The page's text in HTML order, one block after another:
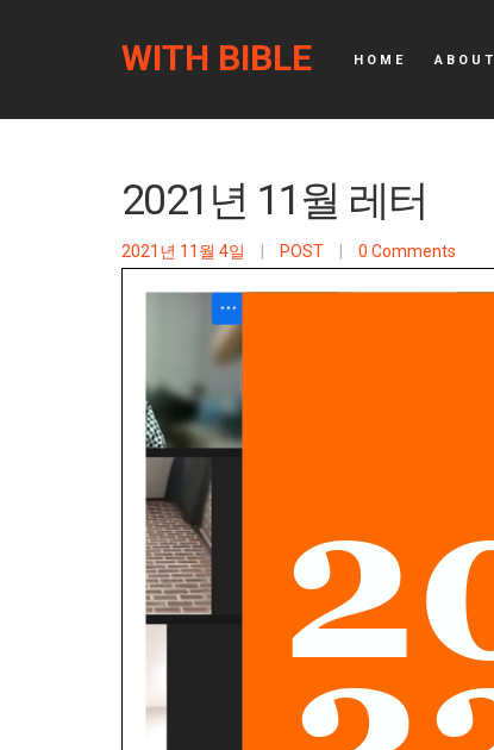
WITH BIBLE HOME ABOUT
2021년 11월 레터
2021년 11월 4일 POST 0 Comments